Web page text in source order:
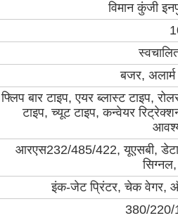
विमान कुंजी
बजर,
फ्लिप बार टाइप, एयर ब्लास्ट टाइप,
टाइप, च्यूट टाइप, कन्वेयर
आरएस232/485/422, यूएसबी, डेटा
इंक-जेट प्रिंटर, चेक वेगर,
380/220/